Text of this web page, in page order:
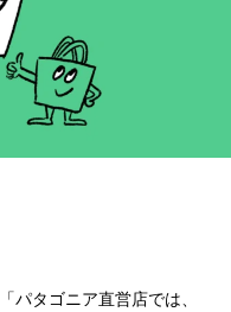
パタゴニア直営店では、